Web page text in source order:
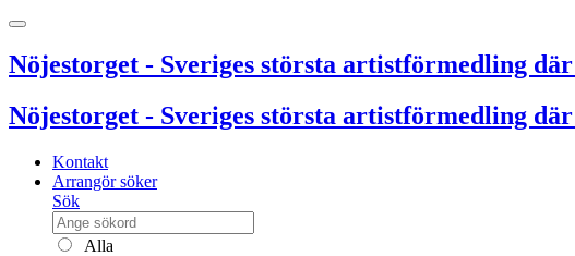
Nöjestorget - Sveriges största artistförmedling
Nöjestorget - Sveriges största artistförmedling
Kontakt
Arrangör söker
Sök
Alla